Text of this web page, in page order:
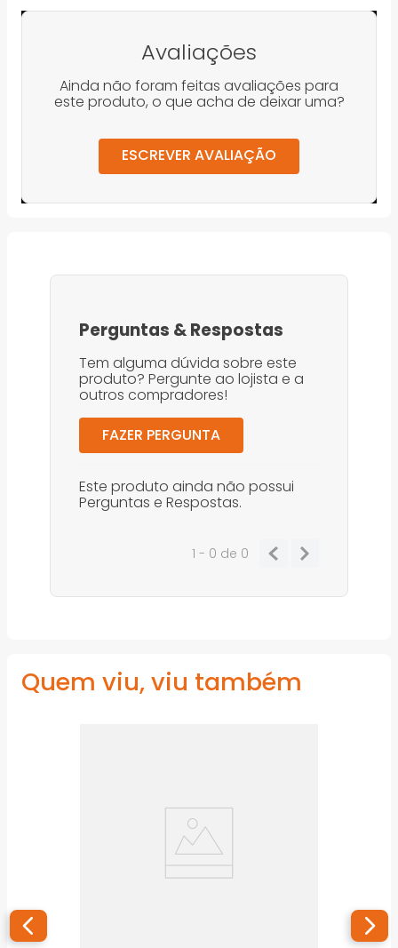
Avaliações
Ainda não foram feitas avaliações para
este produto, o que acha de deixar uma?
ESCREVER AVALIAÇÃO
Perguntas &Respostas
Tem alguma dúvida sobre este
produto? Pergunte ao lojista e a
outros compradores!
FAZER PERGUNTA
Este produto ainda não possui
Perguntas e Respostas.
1 - 0 de 0
Quem viu, viu também